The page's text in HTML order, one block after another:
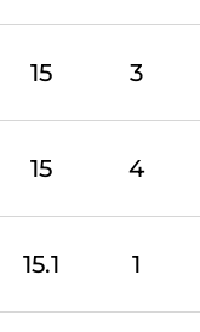
15 3
15 4
15.1 1